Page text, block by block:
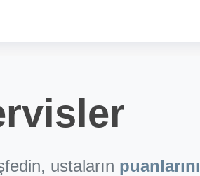
ustaların puanlarını